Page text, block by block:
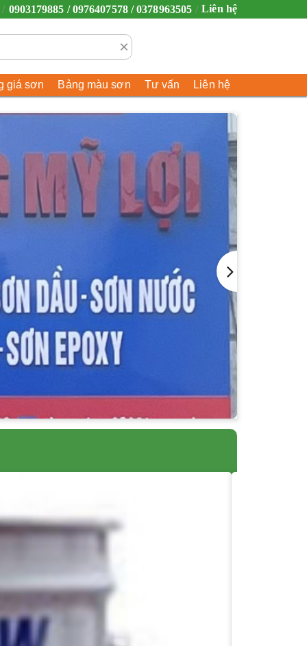
0903179885 / 0976407578 / 0378963505 Liên hệ
×
giá sơn Bảng màu sơn Tư vấn Liên hệ